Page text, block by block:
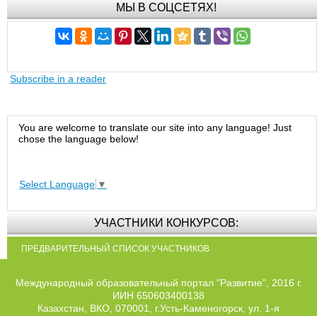
МЫ В СОЦСЕТЯХ!
Subscribe in a reader
You are welcome to translate our site into any language! Just
chose the language below!
Select Language ▼
УЧАСТНИКИ КОНКУРСОВ:
ПРЕДВАРИТЕЛЬНЫЙ СПИСОК УЧАСТНИКОВ
Международный образовательный портал "Развитие", 2016 г.
ИИН 650603400138
Казахстан, ВКО, 070001, г.Усть-Каменогорск, ул. 1-я